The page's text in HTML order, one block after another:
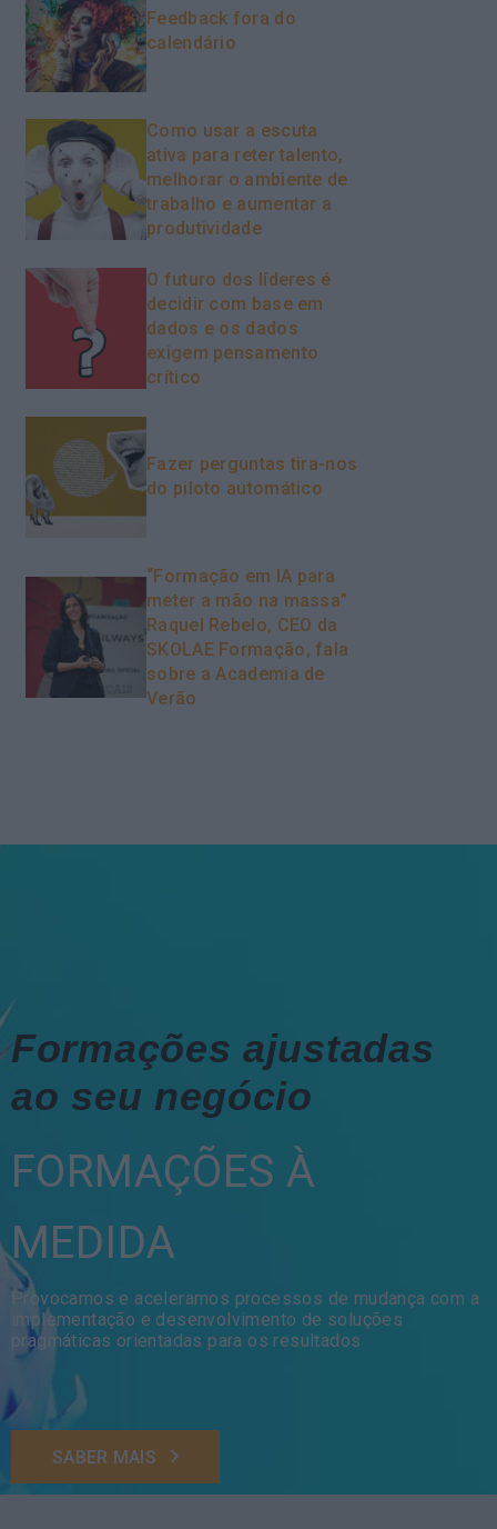
Feedback fora do
calendário
Como usar a escuta
ativa para reter talento,
melhorar o ambiente de
trabalho e aumentar a
produtividade
O futuro dos líderes é
decidir com base em
dados e os dados
exigem pensamento
crítico
Fazer perguntas tira-nos
do piloto automático
“Formação em IA para
meter a mão na massa”
Raquel Rebelo, CEO da
SKOLAE Formação, fala
sobre a Academia de
Verão
Formações ajustadas
ao seu negócio
FORMAÇÕES À
MEDIDA
Provocamos e aceleramos processos de mudança com a
implementação e desenvolvimento de soluções
pragmáticas orientadas para os resultados
SABER MAIS